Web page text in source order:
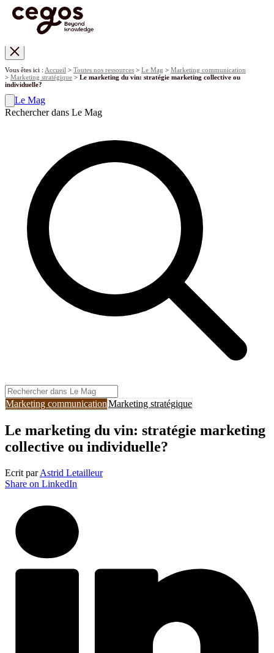
Vous êtes ici : Accueil > Toutes nos ressources > Le Mag > Marketing communication
> Marketing stratégique > Le marketing du vin: stratégie marketing collective ou
individuelle?
Le Mag
Rechercher dans Le Mag
Marketing communicationMarketing stratégique
Le marketing du vin: stratégie marketing
collective ou individuelle?
Ecrit parAstrid Letailleur
Share on LinkedIn